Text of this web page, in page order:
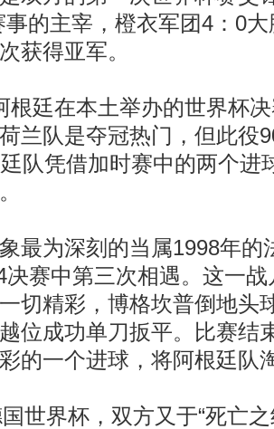
事的主宰，橙衣军团4：0
获得亚军。
廷在本土举办的世界杯决
兰队是夺冠热门，但此役
队凭借加时赛中的两个进
为深刻的当属1998年的
决赛中第三次相遇。这一
切精彩，博格坎普倒地头
位成功单刀扳平。比赛结
的一个进球，将阿根廷队
界杯，双方又于“死亡之